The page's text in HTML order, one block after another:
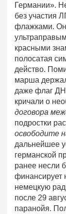
Германии».
без участия
флажками.
красными
полосатая
действо.
марша
даже флаг
кричали о
договора
подростки
освободите
дальнейшее
германской
ранее несли
финансирует
немецкую
после 29
паранойя.